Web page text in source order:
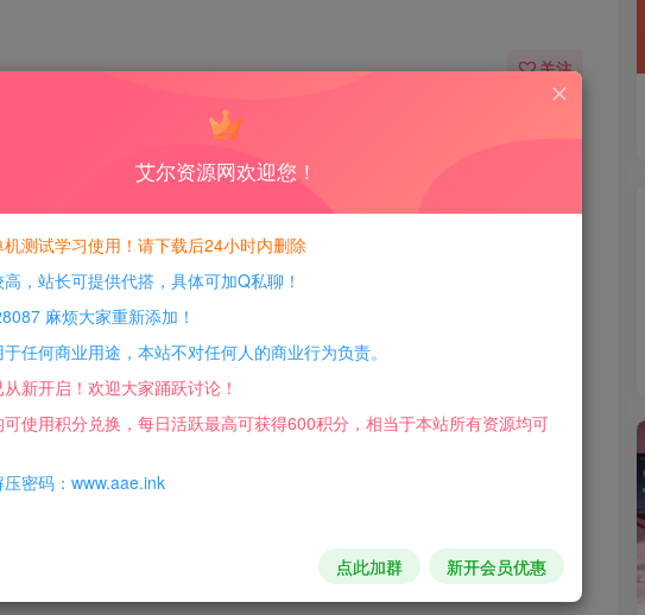
关注
兑换！
整端】
艾尔资源网欢迎您！
测试学习使用！请下载后24小时内删除
，站长可提供代搭，具体可加Q私聊！
麻烦大家重新添加！
任何商业用途，本站不对任何人的商业行为负责。
新开启！欢迎大家踊跃讨论！
使用积分兑换，每日活跃最高可获得600积分，相当于本站所有资源均可
密码：www.aae.ink
点此加群 新开会员优惠